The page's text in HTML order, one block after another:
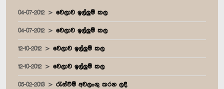
04-07-2012 වෙලාව ඉල්ලුම් කල
04-07-2012 වෙලාව ඉල්ලුම් කල
12-10-2012 වෙලාව ඉල්ලුම් කල
12-10-2012 වෙලාව ඉල්ලුම් කල
05-02-2013 රැස්වීම් අවලංගු කරන ලදී